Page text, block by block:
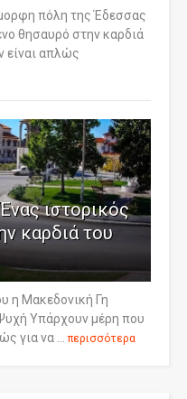
πόλη της Έδεσσας
θησαυρό στην καρδιά
είναι απλώς
ιστορικός
καρδιά του
η Μακεδονική Γη
Υπάρχουν μέρη που
για να ...
περισσότερα